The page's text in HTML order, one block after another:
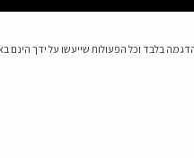
בלבד וכל הפעולות שייעשו על ידך הינם